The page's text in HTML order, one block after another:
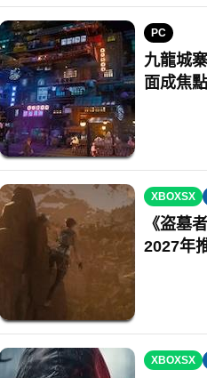
PC
九龍城
面成焦點
XBOXSX
《盗墓
2027年
XBOXSX